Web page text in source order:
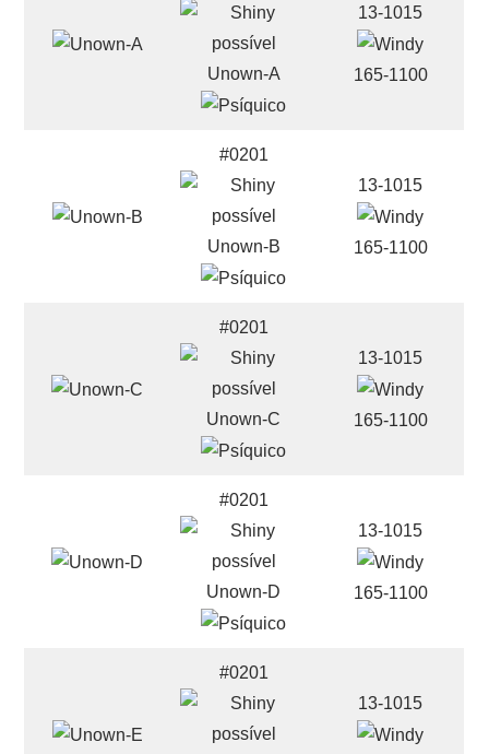
Unown-A
13-1015
165-1100
#0201
Unown-B
13-1015
165-1100
#0201
Unown-C
13-1015
165-1100
#0201
Unown-D
13-1015
165-1100
#0201
13-1015